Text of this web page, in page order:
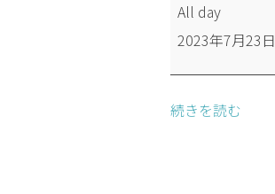
ン
タ
All day
2023年7月23日
続きを読む